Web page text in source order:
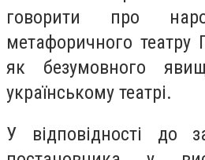
говорити про
метафоричного театру
як безумовного
українському театрі.
У відповідності до